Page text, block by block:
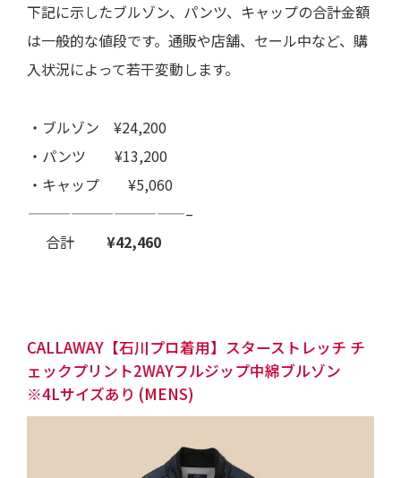
下記に示したブルゾン、パンツ、キャップの合計金額
は一般的な値段です。通販や店舗、セール中など、購
入状況によって若干変動します。
・ブルゾン ¥24,200
・パンツ ¥13,200
・キャップ ¥5,060
———————————–
合計
¥42,460
CALLAWAY【石川プロ着用】スターストレッチ チ
ェックプリント2WAYフルジップ中綿ブルゾン
※4Lサイズあり (MENS)